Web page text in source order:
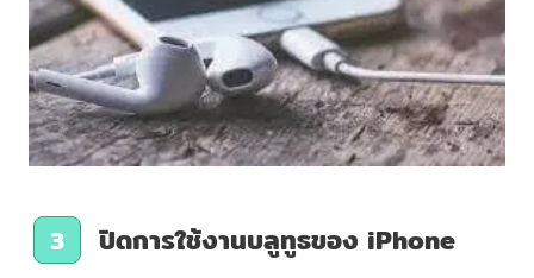
3 ปิดการใช้งานบลูทูธของ iPhone